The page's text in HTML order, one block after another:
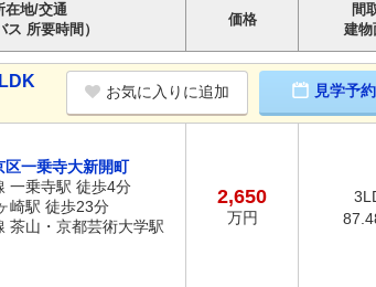
在地/交通
ス 所要時間）
価格
間
建物
お気に入りに追加 見学予
区一乗寺大新開町
一乗寺駅 徒歩4分
崎駅 徒歩23分
茶山・京都芸術大学駅
2,650
万円